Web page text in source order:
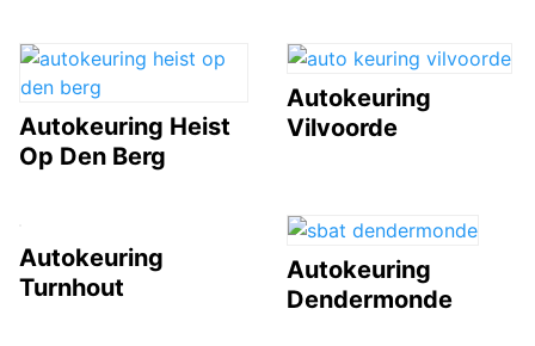
Autokeuring Heist
Op Den Berg
Autokeuring
Vilvoorde
Autokeuring
Turnhout
Autokeuring
Dendermonde